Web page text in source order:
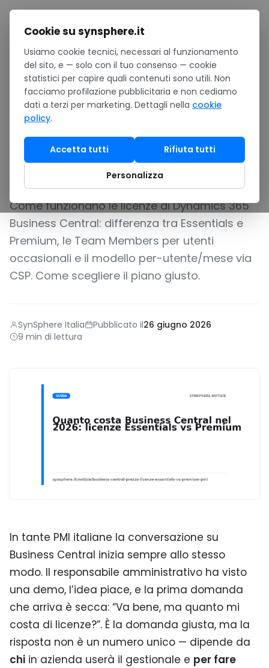
Salta al contenuto
Home / Notizie
Quanto costa Business Central nel 2026: licenze Essentials
vs Premium
GUIDA
Quanto costa Business
Central nel 2026: licenze
Essentials vs Premium
Come funzionano le licenze di Dynamics 365
Business Central: differenza tra Essentials e
Premium, le Team Members per utenti
occasionali e il modello per-utente/mese via
CSP. Come scegliere il piano giusto.
SynSphere Italia Pubblicato il26 giugno 2026
9 min di lettura
In tante PMI italiane la conversazione su
Business Central inizia sempre allo stesso
modo. Il responsabile amministrativo ha visto
una demo, l’idea piace, e la prima domanda
che arriva è secca: “Va bene, ma quanto mi
costa di licenze?”. È la domanda giusta, ma la
risposta non è un numero unico — dipende da
chi in azienda userà il gestionale e per fare
Cookie su synsphere.it
Usiamo cookie tecnici, necessari al funzionamento
del sito, e — solo con il tuo consenso — cookie
statistici per capire quali contenuti sono utili. Non
facciamo profilazione pubblicitaria e non cediamo
dati a terzi per marketing. Dettagli nella cookie
policy.
Accetta tutti Rifiuta tutti
Personalizza